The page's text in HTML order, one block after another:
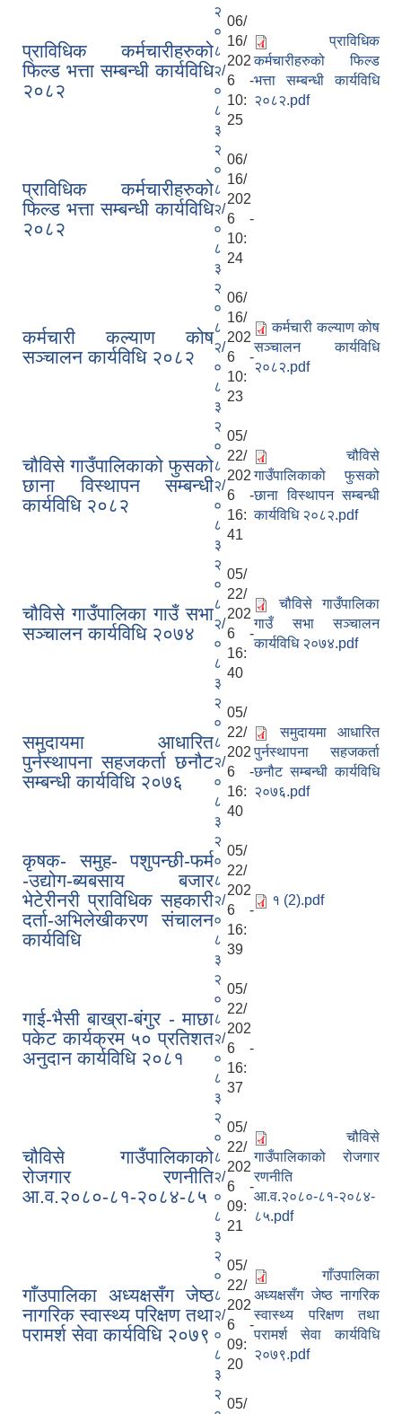
प्राविधिक कर्मचारीहरुको
फिल्ड भत्ता सम्बन्धी कार्यविधि
२०८२
२
०
८
२/
०
८
३
06/
16/
202
6 -
10:
25
प्राविधिक
कर्मचारीहरुको फिल्ड
भत्ता सम्बन्धी कार्यविधि
२०८२.pdf
प्राविधिक कर्मचारीहरुको
फिल्ड भत्ता सम्बन्धी कार्यविधि
२०८२
२
०
८
२/
०
८
३
06/
16/
202
6 -
10:
24
कर्मचारी कल्याण कोष
सञ्चालन कार्यविधि २०८२
२
०
८
२/
०
८
३
06/
16/
202
6 -
10:
23
कर्मचारी कल्याण कोष
सञ्चालन कार्यविधि
२०८२.pdf
चौविसे गाउँपालिकाको फुसको
छाना विस्थापन सम्बन्धी
कार्यविधि २०८२
२
०
८
२/
०
८
३
05/
22/
202
6 -
16:
41
चौविसे
गाउँपालिकाको फुसको
छाना विस्थापन सम्बन्धी
कार्यविधि २०८२.pdf
चौविसे गाउँपालिका गाउँ सभा
सञ्चालन कार्यविधि २०७४
२
०
८
२/
०
८
३
05/
22/
202
6 -
16:
40
चौविसे गाउँपालिका
गाउँ सभा सञ्चालन
कार्यविधि २०७४.pdf
समुदायमा आधारित
पुर्नस्थापना सहजकर्ता छनौट
सम्बन्धी कार्यविधि २०७६
२
०
८
२/
०
८
३
05/
22/
202
6 -
16:
40
समुदायमा आधारित
पुर्नस्थापना सहजकर्ता
छनौट सम्बन्धी कार्यविधि
२०७६.pdf
कृषक- समुह- पशुपन्छी-फर्म
-उद्योग-ब्यबसाय बजार
भेटेरीनरी प्राविधिक सहकारी
दर्ता-अभिलेखीकरण संचालन
कार्यविधि
२
०
८
२/
०
८
३
05/
22/
202
6 -
16:
39
१ (2).pdf
गाई-भैसी बाख्रा-बंगुर - माछा
पकेट कार्यक्रम ५० प्रतिशत
अनुदान कार्यविधि २०८१
२
०
८
२/
०
८
३
05/
22/
202
6 -
16:
37
चौविसे गाउँपालिकाको
रोजगार रणनीति
आ.व.२०८०-८१-२०८४-८५
२
०
८
२/
०
८
३
05/
22/
202
6 -
09:
21
चौविसे
गाउँपालिकाको रोजगार
रणनीति
आ.व.२०८०-८१-२०८४-
८५.pdf
गाँउपालिका अध्यक्षसँग जेष्ठ
नागरिक स्वास्थ्य परिक्षण तथा
परामर्श सेवा कार्यविधि २०७९
२
०
८
२/
०
८
३
05/
22/
202
6 -
09:
20
गाँउपालिका
अध्यक्षसँग जेष्ठ नागरिक
स्वास्थ्य परिक्षण तथा
परामर्श सेवा कार्यविधि
२०७९.pdf
२
05/